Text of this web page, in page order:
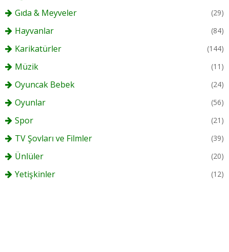
Gıda & Meyveler (29)
Hayvanlar (84)
Karikatürler (144)
Müzik (11)
Oyuncak Bebek (24)
Oyunlar (56)
Spor (21)
TV Şovları ve Filmler (39)
Ünlüler (20)
Yetişkinler (12)